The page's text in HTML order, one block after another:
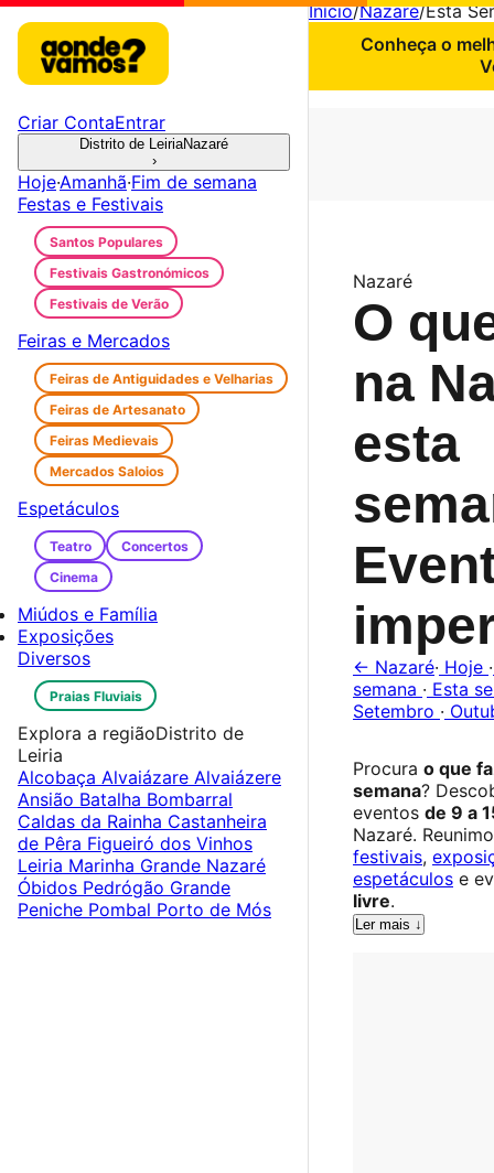
Início/Nazaré/Esta
Conheça o
Nazaré
O
na
esta
← Nazaré· Hoje ·
semana · Esta
Setembro ·
Procura o que
semana?
eventos de 9 a
Nazaré.
festivais,
espetáculos e
livre.
Ler mais ↓
Criar ContaEntrar
Distrito de LeiriaNazaré
›
Hoje·Amanhã·Fim de semana
Festas e Festivais
Santos Populares
Festivais Gastronómicos
Festivais de Verão
Feiras e Mercados
Feiras de Antiguidades e Velharias
Feiras de Artesanato
Feiras Medievais
Mercados Saloios
Espetáculos
Teatro
Concertos
Cinema
Miúdos e Família
Exposições
Diversos
Praias Fluviais
Explora a regiãoDistrito de
Leiria
Alcobaça Alvaiázare Alvaiázere
Ansião Batalha Bombarral
Caldas da Rainha Castanheira
de Pêra Figueiró dos Vinhos
Leiria Marinha Grande Nazaré
Óbidos Pedrógão Grande
Peniche Pombal Porto de Mós